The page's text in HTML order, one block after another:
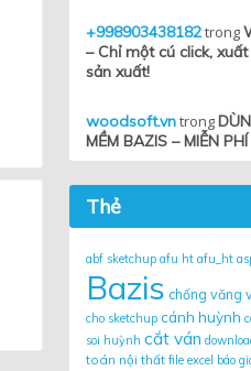
+998903438182trong
– Chỉ một cú click,
sản xuất!
woodsoft.vntrong
MỀM BAZIS – MIỄN
Thẻ
abf sketchup afu ht afu_ht
Bazis chống văng
cho sketchup cánh huỳnh
soi huỳnh cắt ván
toán nội thất file excel báo